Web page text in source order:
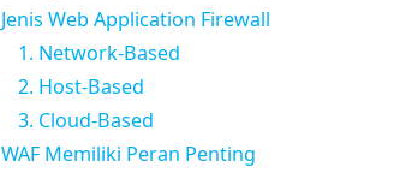
Jenis Web Application Firewall
1. Network-Based
2. Host-Based
3. Cloud-Based
WAF Memiliki Peran Penting